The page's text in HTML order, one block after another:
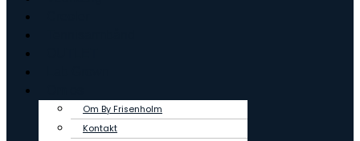
Om By Frisenholm
Kontakt